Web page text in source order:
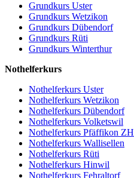
Grundkurs Uster
Grundkurs Wetzikon
Grundkurs Dübendorf
Grundkurs Rüti
Grundkurs Winterthur
Nothelferkurs
Nothelferkurs Uster
Nothelferkurs Wetzikon
Nothelferkurs Dübendorf
Nothelferkurs Volketswil
Nothelferkurs Pfäffikon ZH
Nothelferkurs Wallisellen
Nothelferkurs Rüti
Nothelferkurs Hinwil
Nothelferkurs Fehraltorf